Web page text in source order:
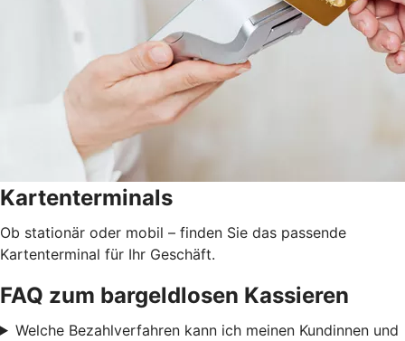
Kartenterminals
Ob stationär oder mobil – finden Sie das passende
Kartenterminal für Ihr Geschäft.
FAQ zum bargeldlosen Kassieren
Welche Bezahlverfahren kann ich meinen Kundinnen und